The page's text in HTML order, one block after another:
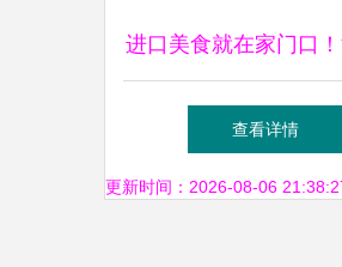
进口美食就在家门口
境肉类指定监管场地
式联运服务助力
查看详情
更新时间：2026-08-06